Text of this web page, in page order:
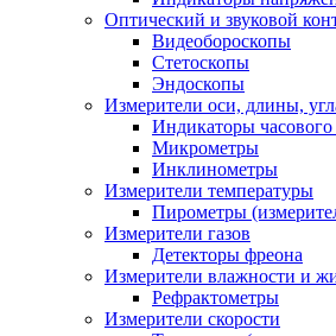
Оптический и звуковой
Видеобороскопы
Стетоскопы
Эндоскопы
Измерители оси, длины,
Индикаторы часового
Микрометры
Инклинометры
Измерители температуры
Пирометры
Измерители газов
Детекторы фреона
Измерители влажности и
Рефрактометры
Измерители скорости